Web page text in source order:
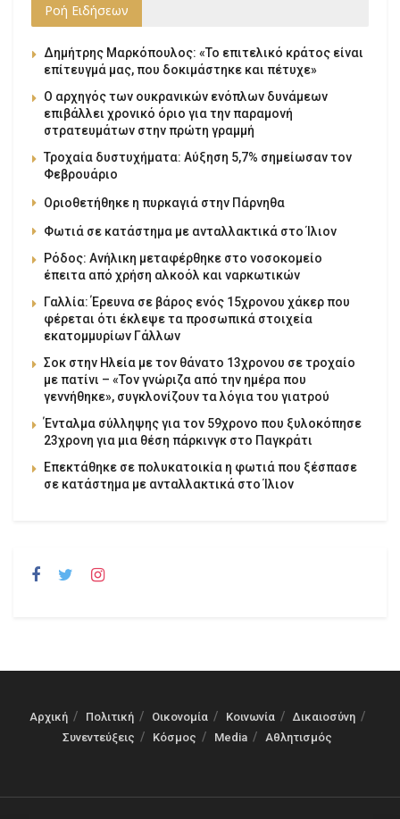
Ροή Ειδήσεων
Δημήτρης Μαρκόπουλος: «Το επιτελικό κράτος είναι
επίτευγμά μας, που δοκιμάστηκε και πέτυχε»
Ο αρχηγός των ουκρανικών ενόπλων δυνάμεων
επιβάλλει χρονικό όριο για την παραμονή
στρατευμάτων στην πρώτη γραμμή
Τροχαία δυστυχήματα: Αύξηση 5,7% σημείωσαν τον
Φεβρουάριο
Οριοθετήθηκε η πυρκαγιά στην Πάρνηθα
Φωτιά σε κατάστημα με ανταλλακτικά στο Ίλιον
Ρόδος: Ανήλικη μεταφέρθηκε στο νοσοκομείο
έπειτα από χρήση αλκοόλ και ναρκωτικών
Γαλλία: Έρευνα σε βάρος ενός 15χρονου χάκερ που
φέρεται ότι έκλεψε τα προσωπικά στοιχεία
εκατομμυρίων Γάλλων
Σοκ στην Ηλεία με τον θάνατο 13χρονου σε τροχαίο
με πατίνι – «Τον γνώριζα από την ημέρα που
γεννήθηκε», συγκλονίζουν τα λόγια του γιατρού
Ένταλμα σύλληψης για τον 59χρονο που ξυλοκόπησε
23χρονη για μια θέση πάρκινγκ στο Παγκράτι
Επεκτάθηκε σε πολυκατοικία η φωτιά που ξέσπασε
σε κατάστημα με ανταλλακτικά στο Ίλιον
Αρχική Πολιτική Οικονομία Κοινωνία
Δικαιοσύνη
Συνεντεύξεις
Κόσμος Media Αθλητισμός